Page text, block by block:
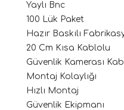
Yaylı Bnc
100 Lük Paket
Hazır Baskılı
20 Cm Kısa Kablolu
Güvenlik Kamerası
Montaj Kolaylığı
Hızlı Montaj
Güvenlik Ekipmanı